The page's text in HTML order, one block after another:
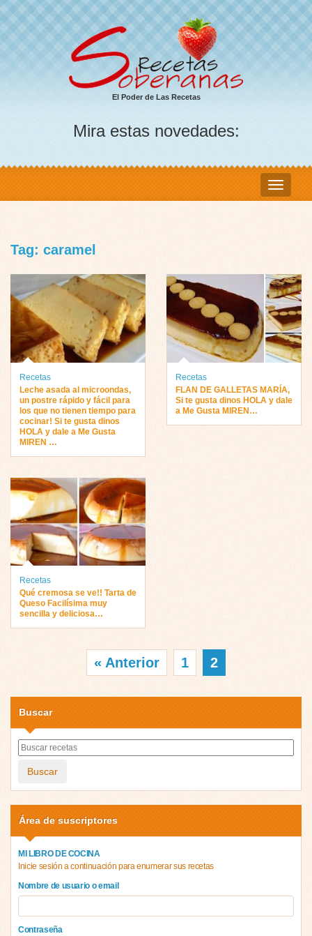
El Poder de Las Recetas
Mira estas novedades:
Tag: caramel
Recetas
Leche asada al microondas,
un postre rápido y fácil para
los que no tienen tiempo para
cocinar! Si te gusta dinos
HOLA y dale a Me Gusta
MIREN …
Recetas
FLAN DE GALLETAS MARÍA,
Si te gusta dinos HOLA y dale
a Me Gusta MIREN…
Recetas
Qué cremosa se ve!! Tarta de
Queso Facilísima muy
sencilla y deliciosa…
« Anterior 1 2
Buscar
Buscar
Área de suscriptores
MI LIBRO DE COCINA
Inicie sesión a continuación para enumerar sus recetas
Nombre de usuario o email
Contraseña